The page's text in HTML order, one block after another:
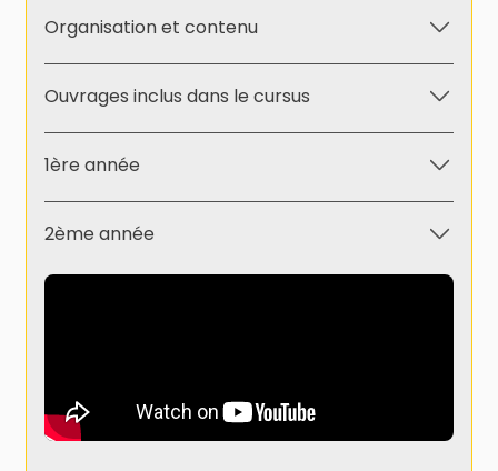
Organisation et contenu
Ouvrages inclus dans le cursus
1ère année
2ème année